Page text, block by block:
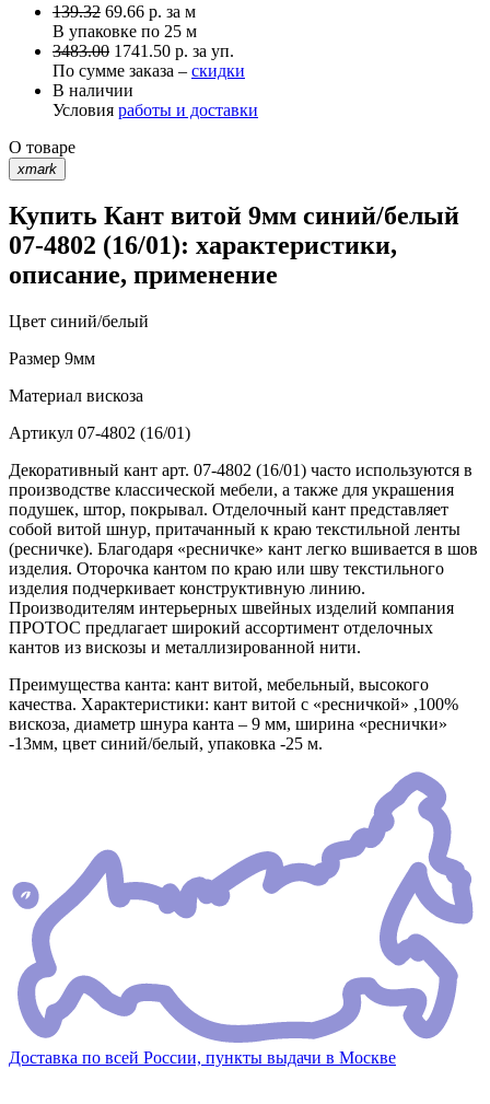
139.32 69.66 р. за м
В упаковке по 25 м
3483.00 1741.50 р. за уп.
По сумме заказа – скидки
В наличии
Условия работы и доставки
О товаре
xmark
Купить Кант витой 9мм синий/белый
07-4802 (16/01): характеристики,
описание, применение
Цвет синий/белый
Размер 9мм
Материал вискоза
Артикул 07-4802 (16/01)
Декоративный кант арт. 07-4802 (16/01) часто используются в
производстве классической мебели, а также для украшения
подушек, штор, покрывал. Отделочный кант представляет
собой витой шнур, притачанный к краю текстильной ленты
(ресничке). Благодаря «ресничке» кант легко вшивается в шов
изделия. Оторочка кантом по краю или шву текстильного
изделия подчеркивает конструктивную линию.
Производителям интерьерных швейных изделий компания
ПРОТОС предлагает широкий ассортимент отделочных
кантов из вискозы и металлизированной нити.
Преимущества канта: кант витой, мебельный, высокого
качества. Характеристики: кант витой с «ресничкой» ,100%
вискоза, диаметр шнура канта – 9 мм, ширина «реснички»
-13мм, цвет синий/белый, упаковка -25 м.
Доставка по всей России, пункты выдачи в Москве